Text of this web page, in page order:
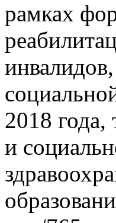
рамках
2018 года,
и